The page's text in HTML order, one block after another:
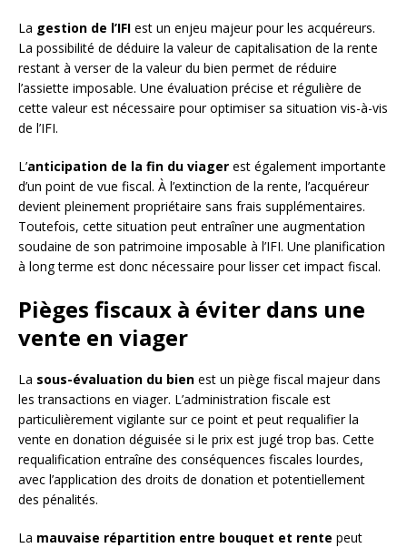
La gestion de l’IFI est un enjeu majeur pour les acquéreurs.
La possibilité de déduire la valeur de capitalisation de la rente
restant à verser de la valeur du bien permet de réduire
l’assiette imposable. Une évaluation précise et régulière de
cette valeur est nécessaire pour optimiser sa situation vis-à-vis
de l’IFI.
L’anticipation de la fin du viager est également importante
d’un point de vue fiscal. À l’extinction de la rente, l’acquéreur
devient pleinement propriétaire sans frais supplémentaires.
Toutefois, cette situation peut entraîner une augmentation
soudaine de son patrimoine imposable à l’IFI. Une planification
à long terme est donc nécessaire pour lisser cet impact fiscal.
Pièges fiscaux à éviter dans une
vente en viager
La sous-évaluation du bien est un piège fiscal majeur dans
les transactions en viager. L’administration fiscale est
particulièrement vigilante sur ce point et peut requalifier la
vente en donation déguisée si le prix est jugé trop bas. Cette
requalification entraîne des conséquences fiscales lourdes,
avec l’application des droits de donation et potentiellement
des pénalités.
La mauvaise répartition entre bouquet et rente peut